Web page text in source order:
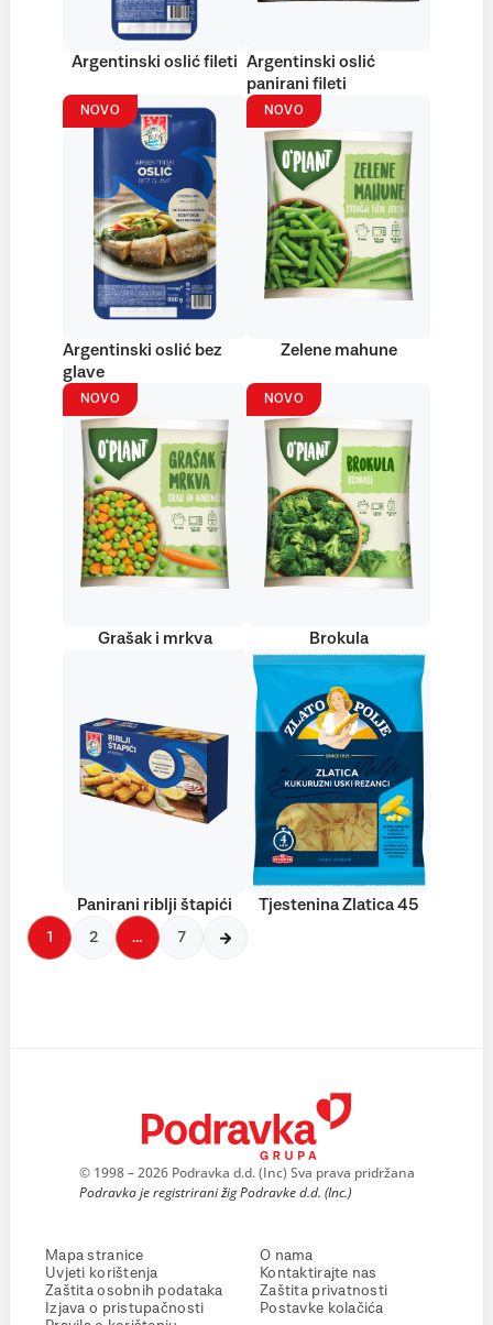
Argentinski oslić fileti Argentinski oslić
panirani fileti
NOVO
Argentinski oslić bez
glave
NOVO
Zelene mahune
NOVO
Grašak i mrkva
NOVO
Brokula
Panirani riblji štapići Tjestenina Zlatica 45
1 2 … 7
© 1998 – 2026 Podravka d.d. (Inc) Sva prava pridržana
Podravka je registrirani žig Podravke d.d. (Inc.)
Mapa stranice
Uvjeti korištenja
Zaštita osobnih podataka
Izjava o pristupačnosti
O nama
Kontaktirajte nas
Zaštita privatnosti
Postavke kolačića